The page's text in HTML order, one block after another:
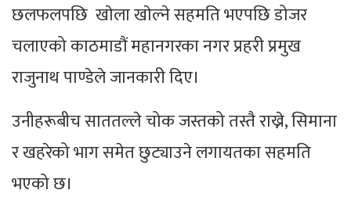
छलफलपछि खाेला खाेल्ने सहमति भएपछि डोजर
चलाएको काठमाडौं महानगरका नगर प्रहरी प्रमुख
राजुनाथ पाण्डेले जानकारी दिए।
उनीहरूबीच साततल्ले चोक जस्तको तस्तै राख्ने, सिमाना
र खहरेको भाग समेत छुट्याउने लगायतका सहमति
भएको छ।